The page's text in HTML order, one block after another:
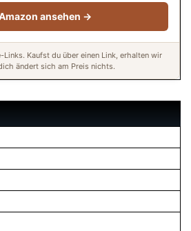
ansehen →
Kaufst du über einen Link, erhalten wir
ändert sich am Preis nichts.